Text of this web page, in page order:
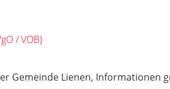
/ VOB)
Gemeinde Lienen, Informationen